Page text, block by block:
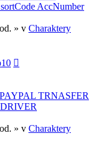
AccNumber
» v Charaktery
TRNASFER
» v Charaktery